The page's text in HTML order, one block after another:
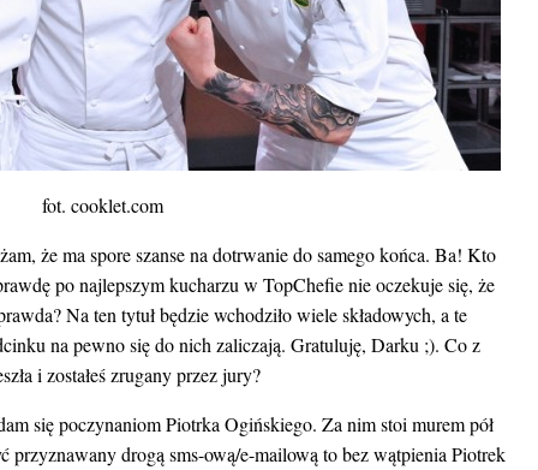
fot. cooklet.com
że ma spore szanse na dotrwanie do samego końca. Ba! Kto
po najlepszym kucharzu w TopChefie nie oczekuje się, że
Na ten tytuł będzie wchodziło wiele składowych, a te
na pewno się do nich zaliczają. Gratuluję, Darku ;). Co z
i zostałeś zrugany przez jury?
się poczynaniom Piotrka Ogińskiego. Za nim stoi murem pół
przyznawany drogą sms-ową/e-mailową to bez wątpienia Piotrek